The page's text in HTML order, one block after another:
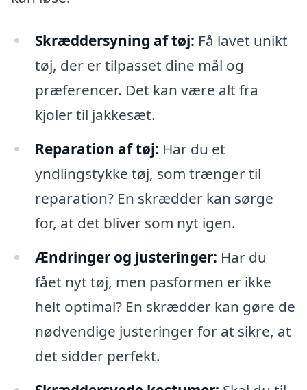
Skræddersyning af tøj: Få lavet unikt
tøj, der er tilpasset dine mål og
præferencer. Det kan være alt fra
kjoler til jakkesæt.
Reparation af tøj: Har du et
yndlingstykke tøj, som trænger til
reparation? En skrædder kan sørge
for, at det bliver som nyt igen.
Ændringer og justeringer: Har du
fået nyt tøj, men pasformen er ikke
helt optimal? En skrædder kan gøre de
nødvendige justeringer for at sikre, at
det sidder perfekt.